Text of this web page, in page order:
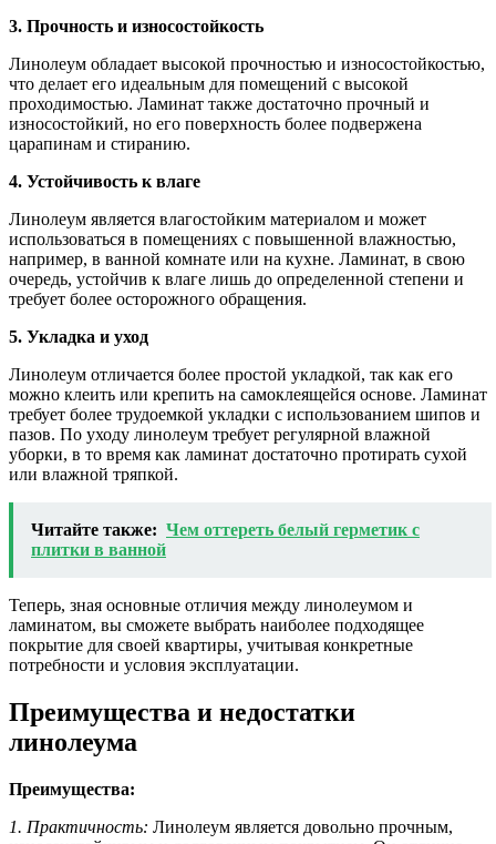
3. Прочность и износостойкость
Линолеум обладает высокой прочностью и износостойкостью,
что делает его идеальным для помещений с высокой
проходимостью. Ламинат также достаточно прочный и
износостойкий, но его поверхность более подвержена
царапинам и стиранию.
4. Устойчивость к влаге
Линолеум является влагостойким материалом и может
использоваться в помещениях с повышенной влажностью,
например, в ванной комнате или на кухне. Ламинат, в свою
очередь, устойчив к влаге лишь до определенной степени и
требует более осторожного обращения.
5. Укладка и уход
Линолеум отличается более простой укладкой, так как его
можно клеить или крепить на самоклеящейся основе. Ламинат
требует более трудоемкой укладки с использованием шипов и
пазов. По уходу линолеум требует регулярной влажной
уборки, в то время как ламинат достаточно протирать сухой
или влажной тряпкой.
Читайте также: Чем оттереть белый герметик с
плитки в ванной
Теперь, зная основные отличия между линолеумом и
ламинатом, вы сможете выбрать наиболее подходящее
покрытие для своей квартиры, учитывая конкретные
потребности и условия эксплуатации.
Преимущества и недостатки
линолеума
Преимущества:
1. Практичность: Линолеум является довольно прочным,